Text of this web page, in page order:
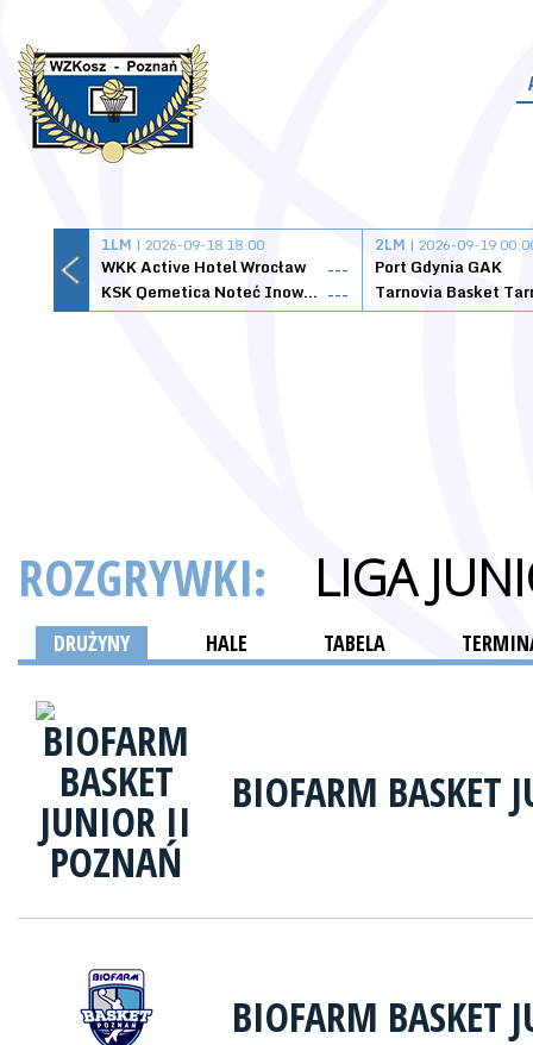
1LM | 2026-09-18 18:00
WKK Active Hotel Wrocław
---
KSK Qemetica Noteć Inowrocław ---
2LM | 2026-09-19
Port Gdynia GAK
ROZGRYWKI: LIGA
DRUŻYNY HALE TABELA
BIOFARM BASKET
BIOFARM BASKET